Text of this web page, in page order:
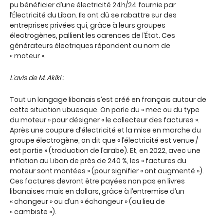
pu bénéficier d’une électricité 24h/24 fournie par
l’Électricité du Liban. Ils ont dû se rabattre sur des
entreprises privées qui, grâce à leurs groupes
électrogènes, pallient les carences de l’État. Ces
générateurs électriques répondent au nom de
« moteur ».
L’avis de M. Akiki :
Tout un langage libanais s’est créé en français autour de
cette situation ubuesque. On parle du « mec ou du type
du moteur » pour désigner « le collecteur des factures ».
Après une coupure d’électricité et la mise en marche du
groupe électrogène, on dit que « l’électricité est venue /
est partie » (traduction de l’arabe). Et, en 2022, avec une
inflation au Liban de près de 240 %, les « factures du
moteur sont montées » (pour signifier « ont augmenté »).
Ces factures devront être payées non pas en livres
libanaises mais en dollars, grâce à l’entremise d’un
« changeur » ou d’un « échangeur » (au lieu de
« cambiste »).